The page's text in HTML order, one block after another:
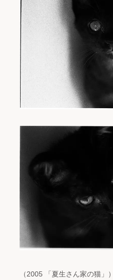
（2005 「夏生さん家の猫」）